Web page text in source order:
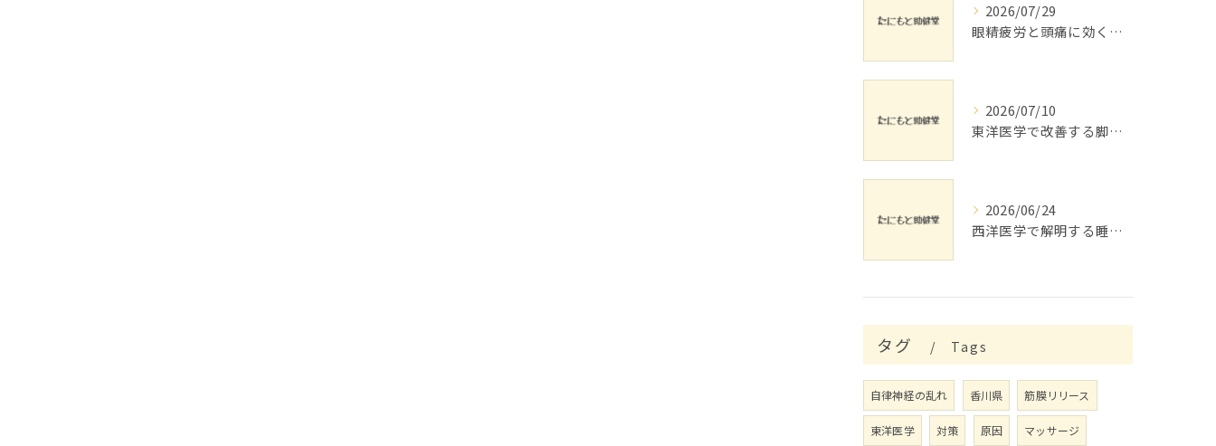
2026/07/29
眼精疲労と頭痛に効くリラックス法
2026/07/10
東洋医学で改善する脚の浮腫とリンパ流し
2026/06/24
西洋医学で解明する睡眠障害対策
タグ Tags
自律神経の乱れ 香川県 筋膜リリース
東洋医学 対策 原因 マッサージ